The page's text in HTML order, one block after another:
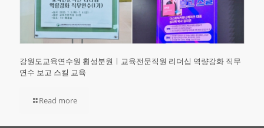
강원도교육연수원 횡성분원ㅣ교육전문직원 리더십 역량강화 직무
연수 보고 스킬 교육
Read more